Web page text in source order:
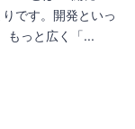
です。開発といっ
もっと広く「...